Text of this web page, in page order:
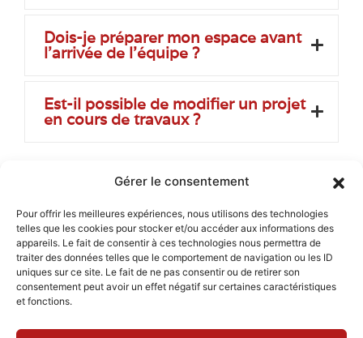
Gérer le consentement
Pour offrir les meilleures expériences, nous utilisons des technologies
telles que les cookies pour stocker et/ou accéder aux informations des
appareils. Le fait de consentir à ces technologies nous permettra de
traiter des données telles que le comportement de navigation ou les ID
uniques sur ce site. Le fait de ne pas consentir ou de retirer son
consentement peut avoir un effet négatif sur certaines caractéristiques
et fonctions.
Dois-je préparer mon espace avant
l’arrivée de l’équipe ?
Est-il possible de modifier un projet
en cours de travaux ?
Nous intervenons aussi
Travaux tous corps d’état
Travaux tous corps d’état à Embrun
Travaux tous corps d’état à Chorges
Travaux tous corps d’état à Gap
Travaux tous corps d’état à La Seyne-sur-Mer
Travaux tous corps d’état à Saint-Cyr-sur-Mer
Travaux tous corps d’état à Six-Fours-les-Plages
Menu
Accueil
Nos réalisations